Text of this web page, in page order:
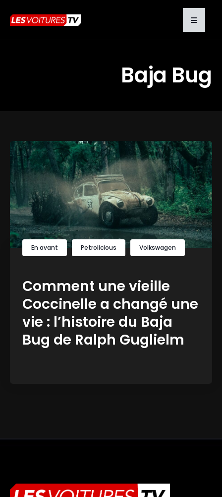
Baja Bug
En avant Petrolicious Volkswagen
Comment une vieille
Coccinelle a changé une
vie : l’histoire du Baja
Bug de Ralph Guglielm